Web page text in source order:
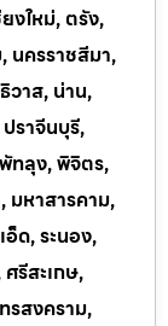
งใหม่, ตรัง,
นครราชสีมา,
วาส, น่าน,
ราจีนบุรี,
ทลุง, พิจิตร,
มหาสารคาม,
ด, ระนอง,
รีสะเกษ,
รสงคราม,